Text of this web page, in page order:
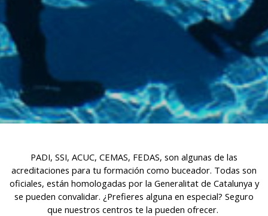
PADI, SSI, ACUC, CEMAS, FEDAS, son algunas de las
acreditaciones para tu formación como buceador. Todas son
oficiales, están homologadas por la Generalitat de Catalunya y
se pueden convalidar. ¿Prefieres alguna en especial? Seguro
que nuestros centros te la pueden ofrecer.
Ces cookies sont utilisés pour stocker des informations sur
les préférences et les choix personnels de l'utilisateur
navigation. Grâce à eux, nous pouvons connaître les
habitudes de navigation sur le site Web et afficher des
publicités liées au profil de navigation de l'utilisateur.